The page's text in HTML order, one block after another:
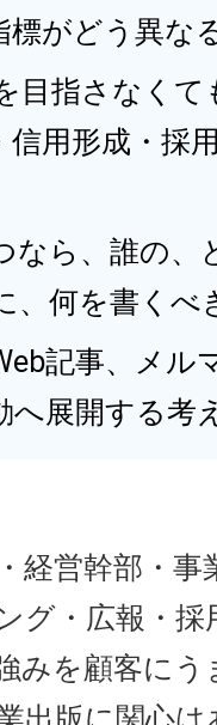
標がどう異な
目指さなくて
信用形成・採
なら、誰の、
、何を書くべ
記事、メル
へ展開する考
経営幹部・事
グ・広報・採
みを顧客に